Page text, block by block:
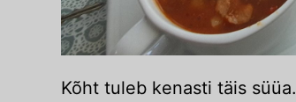
Kõht tuleb kenasti täis süüa.